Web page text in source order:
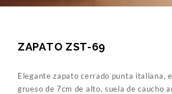
ZAPATO ZST-69
Elegante zapato cerrado punta italiana,
grueso de 7cm de alto, suela de caucho